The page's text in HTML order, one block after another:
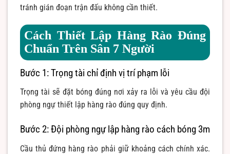
tránh gián đoạn trận đấu không cần thiết.
Cách Thiết Lập Hàng Rào Đúng
Chuẩn Trên Sân 7 Người
Bước 1: Trọng tài chỉ định vị trí phạm lỗi
Trọng tài sẽ đặt bóng đúng nơi xảy ra lỗi và yêu cầu đội
phòng ngự thiết lập hàng rào đúng quy định.
Bước 2: Đội phòng ngự lập hàng rào cách bóng 3m
Cầu thủ đứng hàng rào phải giữ khoảng cách chính xác.